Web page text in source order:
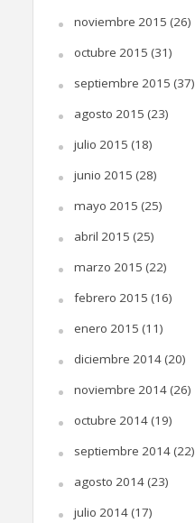
noviembre 2015 (26)
octubre 2015 (31)
septiembre 2015 (37)
agosto 2015 (23)
julio 2015 (18)
junio 2015 (28)
mayo 2015 (25)
abril 2015 (25)
marzo 2015 (22)
febrero 2015 (16)
enero 2015 (11)
diciembre 2014(20)
noviembre 2014(26)
octubre 2014(19)
septiembre 2014(22)
agosto 2014(23)
julio 2014(17)